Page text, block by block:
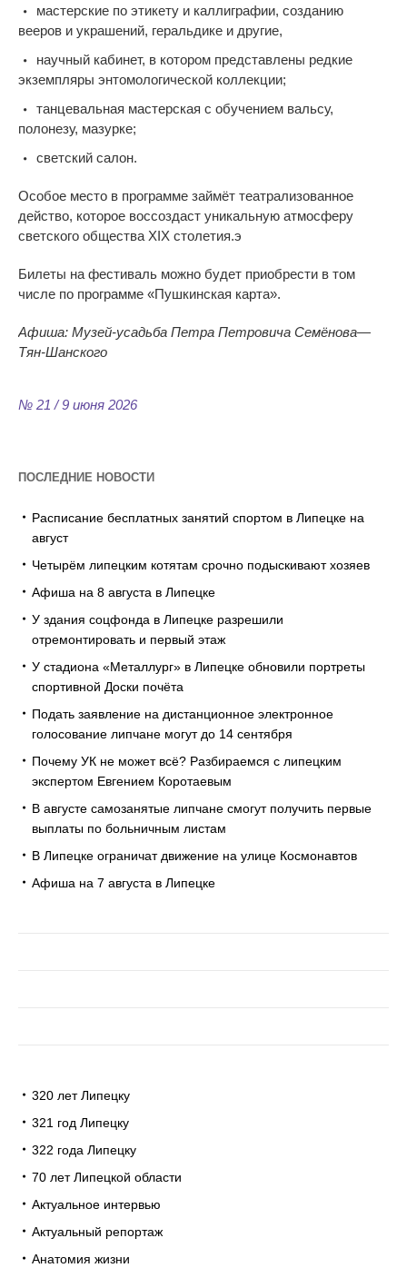
мастерские по этикету и каллиграфии, созданию
вееров и украшений, геральдике и другие,
научный кабинет, в котором представлены редкие
экземпляры энтомологической коллекции;
танцевальная мастерская с обучением вальсу,
полонезу, мазурке;
светский салон.
Особое место в программе займёт театрализованное
действо, которое воссоздаст уникальную атмосферу
светского общества XIX столетия.э
Билеты на фестиваль можно будет приобрести в том
числе по программе «Пушкинская карта».
Афиша: Музей-усадьба Петра Петровича Семёнова—
Тян-Шанского
№ 21 / 9 июня 2026
ПОСЛЕДНИЕ НОВОСТИ
Расписание бесплатных занятий спортом в Липецке на
август
Четырём липецким котятам срочно подыскивают хозяев
Афиша на 8 августа в Липецке
У здания соцфонда в Липецке разрешили
отремонтировать и первый этаж
У стадиона «Металлург» в Липецке обновили портреты
спортивной Доски почёта
Подать заявление на дистанционное электронное
голосование липчане могут до 14 сентября
Почему УК не может всё? Разбираемся с липецким
экспертом Евгением Коротаевым
В августе самозанятые липчане смогут получить первые
выплаты по больничным листам
В Липецке ограничат движение на улице Космонавтов
Афиша на 7 августа в Липецке
320 лет Липецку
321 год Липецку
322 года Липецку
70 лет Липецкой области
Актуальное интервью
Актуальный репортаж
Анатомия жизни